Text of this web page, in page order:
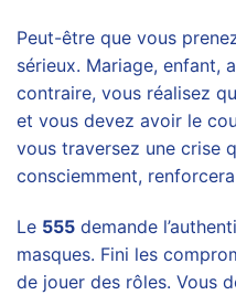
Peut-être que vous
sérieux. Mariage, enfant,
contraire, vous réalisez
et vous devez avoir le
vous traversez une crise
consciemment,
Le 555 demande
masques. Fini les
de jouer des rôles. Vous